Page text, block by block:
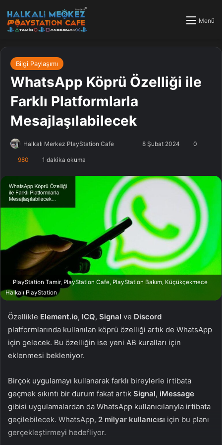
Menü
Bilgi Paylaşımı
WhatsApp Köprü Özelliği ile
Farklı Platformlarla
Mesajlaşılabilecek
Halkalı Merkez PlayStation Cafe
l
o
w
o
n
X
e
-
p
o
s
a
g
ö
n
d
m
e
8 Şubat 2024 0
980 1 dakika okuma
PlayStation Tamir, PlayStation Cafe, PlayStation Bakım, Küçükçekmece
Halkalı PlayStation
Özellikle Element.io, ICQ, Signal ve Discord
platformlarında kullanılan köprü özelliği artık de WhatsApp
için gelecek. Bu özelliğin ise yeni AB kuralları için
eklenmesi bekleniyor.
Birçok uygulamayı kullanarak farklı bireylerle irtibata
geçmek sıkıntı bir durum fakat artık Signal, iMessage
gibisi uygulamalardan da WhatsApp kullanıcılarıyla irtibata
geçilebilecek. WhatsApp, 2 milyar kullanıcısı için bu planı
gerçekleştirmeyi hedefliyor.